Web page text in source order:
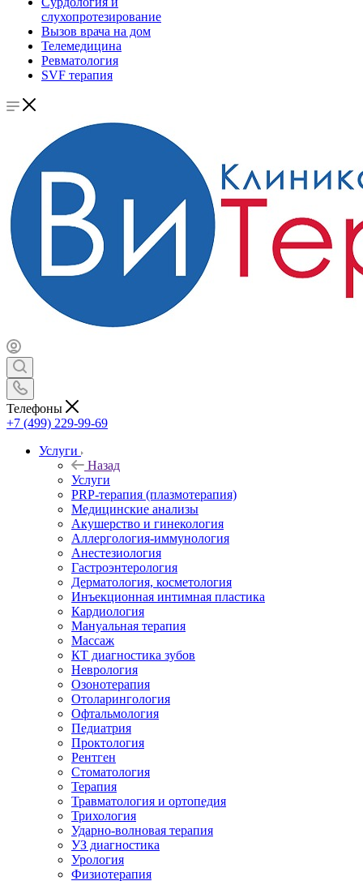
слухопротезирование
Вызов врача на дом
Телемедицина
Ревматология
SVF терапия
Телефоны
+7 (499) 229-99-69
Услуги
Назад
Услуги
PRP-терапия (плазмотерапия)
Медицинские анализы
Акушерство и гинекология
Аллергология-иммунология
Анестезиология
Гастроэнтерология
Дерматология, косметология
Инъекционная интимная пластика
Кардиология
Мануальная терапия
Массаж
КТ диагностика зубов
Неврология
Озонотерапия
Отоларингология
Офтальмология
Педиатрия
Проктология
Рентген
Стоматология
Терапия
Травматология и ортопедия
Трихология
Ударно-волновая терапия
УЗ диагностика
Урология
Физиотерапия